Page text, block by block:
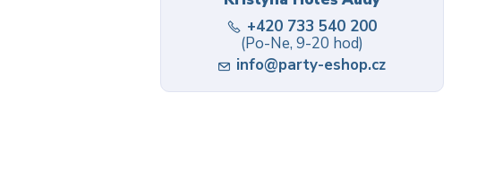
+420 733 540 200
(Po-Ne, 9-20 hod)
info@party-eshop.cz